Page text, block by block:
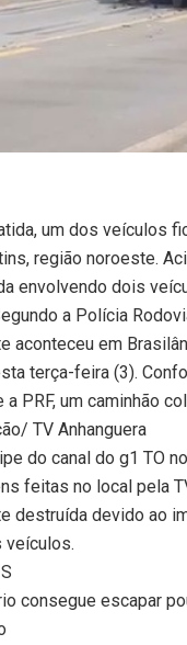
um dos veículos
região noroeste.
envolvendo dois
a Polícia
aconteceu em
terça-feira (3).
a PRF, um caminhão
TV Anhanguera
do canal do g1 TO
feitas no local pela
destruída devido ao
veículos.
consegue escapar